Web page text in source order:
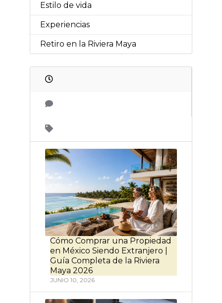
Estilo de vida
Experiencias
Retiro en la Riviera Maya
Cómo Comprar una Propiedad
en México Siendo Extranjero |
Guía Completa de la Riviera
Maya 2026
JUNIO 10, 2026